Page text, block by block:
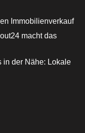
Immobilienverkauf
macht das
in der Nähe: Lokale